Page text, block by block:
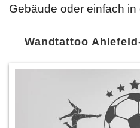
Gebäude oder einfach
Wandtattoo